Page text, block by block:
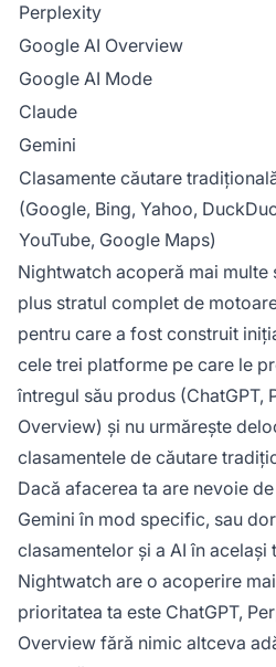
Perplexity
Google AI Overview
Google AI Mode
Claude
Gemini
Clasamente căutare
(Google, Bing, Yahoo,
YouTube, Google Maps)
Nightwatch acoperă mai multe
plus stratul complet de
pentru care a fost construit
cele trei platforme pe care le
întregul său produs (ChatGPT,
Overview) și nu urmărește
clasamentele de căutare
Dacă afacerea ta are nevoie
Gemini în mod specific, sau
clasamentelor și a AI în același
Nightwatch are o acoperire
prioritatea ta este ChatGPT,
Overview fără nimic altceva